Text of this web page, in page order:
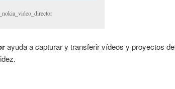
ayuda a capturar y transferir vídeos y proyectos de